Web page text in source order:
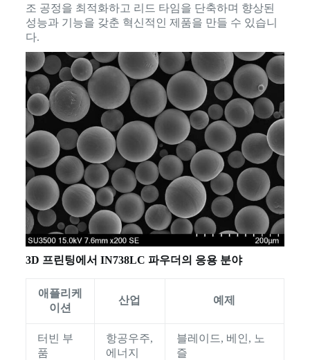
조 공정을 최적화하고 리드 타임을 단축하며 향상된
성능과 기능을 갖춘 혁신적인 제품을 만들 수 있습니
다.
3D 프린팅에서 IN738LC 파우더의 응용 분야
애플리케
이션
산업 예제
터빈 부
품
항공우주,
에너지
블레이드, 베인, 노
즐